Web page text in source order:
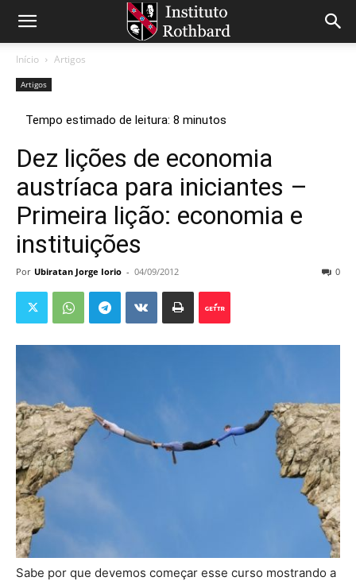
Início Artigos
Artigos
Dez lições de economia
austríaca para iniciantes –
Primeira lição: economia e
instituições
Por Ubiratan Jorge Iorio - 04/09/2012 0
Sabe por que devemos começar esse curso mostrando a